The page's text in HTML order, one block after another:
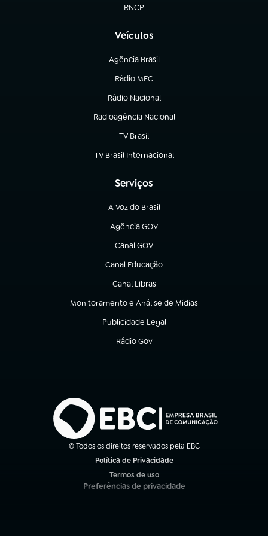
RNCP
(abre em nova aba)
Veículos
Agência Brasil
(abre em nova aba)
Rádio MEC
(abre em nova aba)
Rádio Nacional
Radioagência Nacional
(abre em nova aba)
TV Brasil
(abre em nova aba)
TV Brasil Internacional
(abre em nova aba)
Serviços
A Voz do Brasil
(abre em nova aba)
Agência GOV
(abre em nova aba)
Canal GOV
(abre em nova aba)
Canal Educação
(abre em nova aba)
Canal Libras
(abre em nova aba)
Monitoramento e Análise de Mídias
(abre em nova aba)
Publicidade Legal
(abre em nova aba)
Rádio Gov
(abre em nova aba)
© Todos os direitos reservados pela EBC
Política de Privacidade
Termos de uso
(abre em nova aba)
Preferências de privacidade